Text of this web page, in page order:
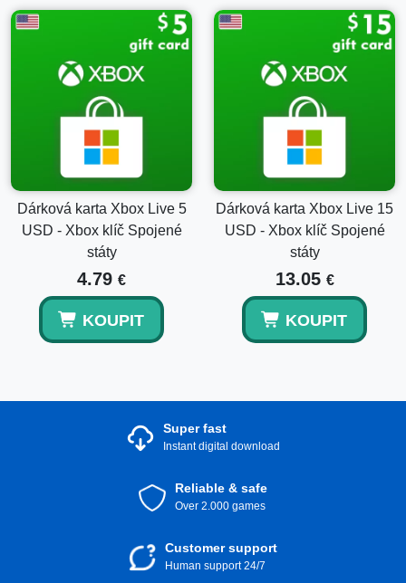
Dárková karta Xbox Live 5
USD - Xbox klíč Spojené
státy
4.79 €
KOUPIT
Dárková karta Xbox Live 15
USD - Xbox klíč Spojené
státy
13.05 €
KOUPIT
Super fast
Instant digital download
Reliable & safe
Over 2.000 games
Customer support
Human support 24/7